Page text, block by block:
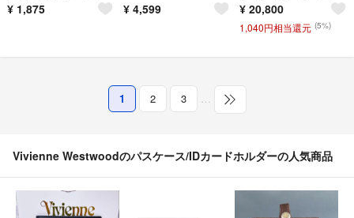
¥ 1,875 ¥ 4,599 ¥ 20,800
1,040円相当還元 (5%)
1 2 3 …
Vivienne Westwoodのパスケース/IDカードホルダーの人気商品